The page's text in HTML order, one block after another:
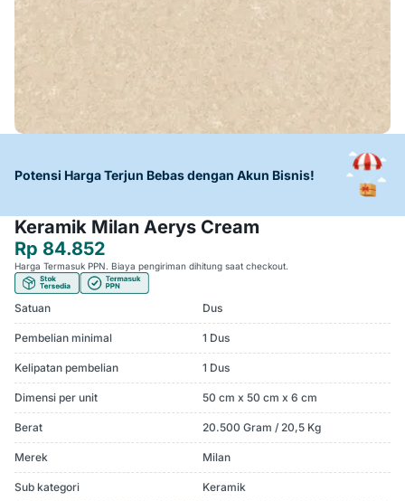
Potensi Harga Terjun Bebas dengan Akun Bisnis!
Keramik Milan Aerys Cream
Rp 84.852
Harga Termasuk PPN. Biaya pengiriman dihitung saat checkout.
Satuan Dus
Pembelian minimal 1 Dus
Kelipatan pembelian 1 Dus
Dimensi per unit 50 cm x 50 cm x 6 cm
Berat 20.500 Gram / 20,5 Kg
Merek Milan
Sub kategori
Keramik